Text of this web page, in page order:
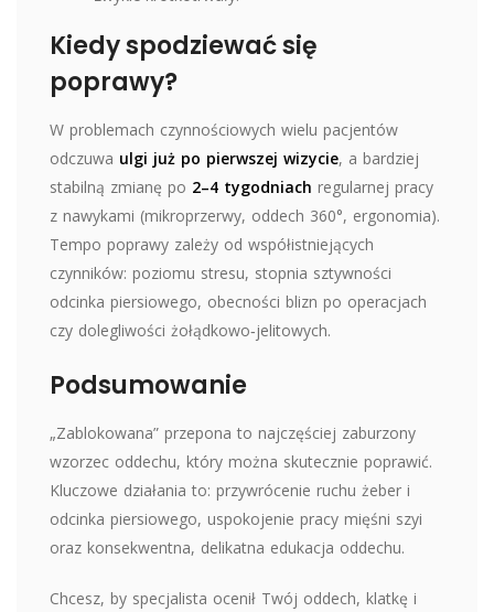
Kiedy spodziewać się
poprawy?
W problemach czynnościowych wielu pacjentów
odczuwa ulgi już po pierwszej wizycie, a bardziej
stabilną zmianę po 2–4 tygodniach regularnej pracy
z nawykami (mikroprzerwy, oddech 360°, ergonomia).
Tempo poprawy zależy od współistniejących
czynników: poziomu stresu, stopnia sztywności
odcinka piersiowego, obecności blizn po operacjach
czy dolegliwości żołądkowo‑jelitowych.
Podsumowanie
„Zablokowana” przepona to najczęściej zaburzony
wzorzec oddechu, który można skutecznie poprawić.
Kluczowe działania to: przywrócenie ruchu żeber i
odcinka piersiowego, uspokojenie pracy mięśni szyi
oraz konsekwentna, delikatna edukacja oddechu.
Chcesz, by specjalista ocenił Twój oddech, klatkę i